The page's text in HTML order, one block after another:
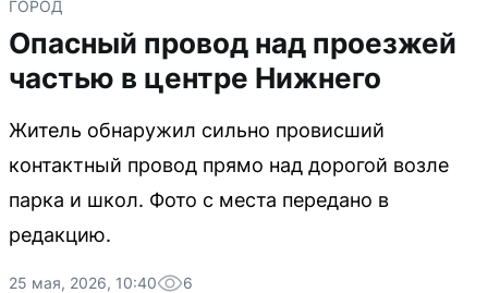
ГОРОД
Опасный провод над проезжей
частью в центре Нижнего
Житель обнаружил сильно провисший
контактный провод прямо над дорогой возле
парка и школ. Фото с места передано в
редакцию.
25 мая, 2026, 10:40 6